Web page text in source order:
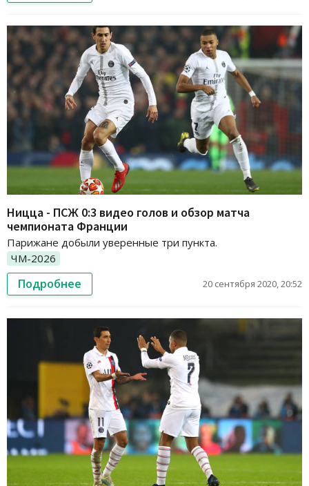
Ницца - ПСЖ 0:3 видео голов и обзор матча
чемпионата Франции
Парижане добыли уверенные три пункта.
ЧМ-2026
Подробнее 20 сентября 2020, 20:52